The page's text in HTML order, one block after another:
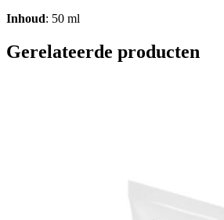
Inhoud: 50 ml
Gerelateerde producten